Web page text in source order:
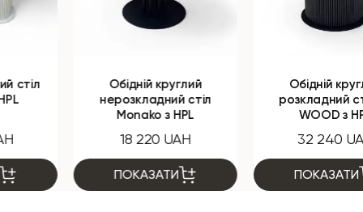
Обідній круглий
нерозкладний стіл
Monako з HPL
18 220 UAH
ПОКАЗАТИ
Обідній круглий
розкладний стіл B-
WOOD з HPL
32 240 UAH
ПОКАЗАТИ